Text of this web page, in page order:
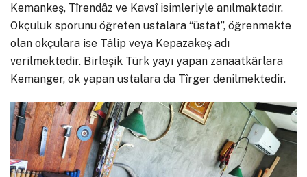
Kemankeş, Tîrendâz ve Kavsî isimleriyle anılmaktadır.
Okçuluk sporunu öğreten ustalara “üstat”, öğrenmekte
olan okçulara ise Tâlip veya Kepazakeş adı
verilmektedir. Birleşik Türk yayı yapan zanaatkârlara
Kemanger, ok yapan ustalara da Tîrger denilmektedir.